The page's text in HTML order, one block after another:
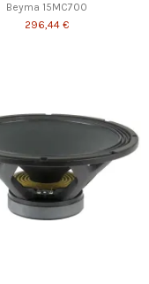
Beyma 15MC700
296,44 €